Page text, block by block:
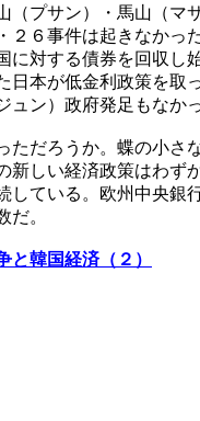
（プサン）・馬山（マ
２６事件は起きなかっ
に対する債券を回収し
日本が低金利政策を取
ュン）政府発足もなか
ただろうか。蝶の小さ
新しい経済政策はわず
している。欧州中央銀
だ。
と韓国経済（２）